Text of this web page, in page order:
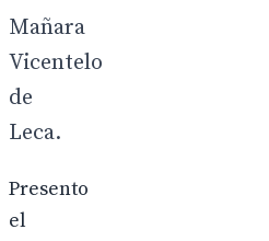
Mañara
Vicentelo
de
Leca.
Presento
el